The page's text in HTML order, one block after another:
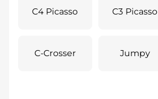
C4 Picasso C3 Picasso
C-Crosser Jumpy